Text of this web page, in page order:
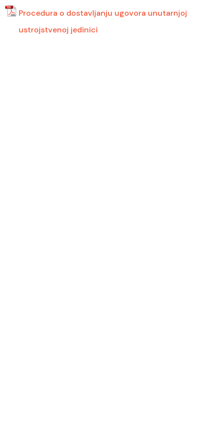
Procedura o dostavljanju ugovora unutarnjoj
ustrojstvenoj jedinici